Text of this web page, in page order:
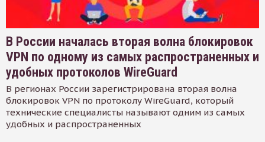
В России началась вторая волна блокировок
VPN по одному из самых распространенных и
удобных протоколов WireGuard
В регионах России зарегистрирована вторая волна
блокировок VPN по протоколу WireGuard, который
технические специалисты называют одним из самых
удобных и распространенных